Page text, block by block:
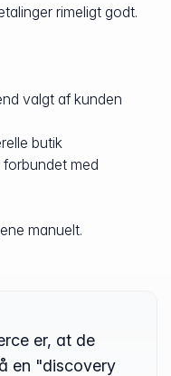
rimeligt godt.
valgt af kunden
butik
med
manuelt.
er, at de
en "discovery